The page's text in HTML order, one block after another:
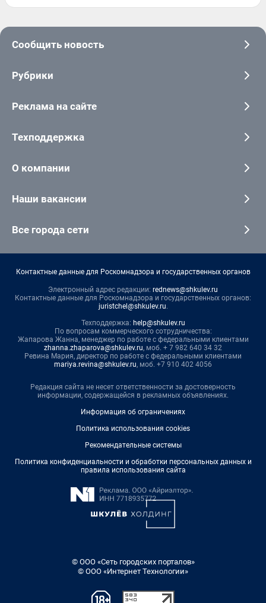
Сообщить новость
Рубрики
Реклама на сайте
Техподдержка
О компании
Наши вакансии
Все города сети
Контактные данные для Роскомнадзора и государственных органов
Электронный адрес редакции: rednews@shkulev.ru
Контактные данные для Роскомнадзора и государственных органов:
juristchel@shkulev.ru.
Техподдержка: help@shkulev.ru
По вопросам коммерческого сотрудничества:
Жапарова Жанна, менеджер по работе с федеральными клиентами
zhanna.zhaparova@shkulev.ru, моб. + 7 982 640 34 32
Ревина Мария, директор по работе с федеральными клиентами
mariya.revina@shkulev.ru, моб. +7 910 402 4056
Редакция сайта не несет ответственности за достоверность
информации, содержащейся в рекламных объявлениях.
Информация об ограничениях
Политика использования cookies
Рекомендательные системы
Политика конфиденциальности и обработки персональных данных и
правила использования сайта
© ООО «Сеть городских порталов»
© ООО «Интернет Технологии»